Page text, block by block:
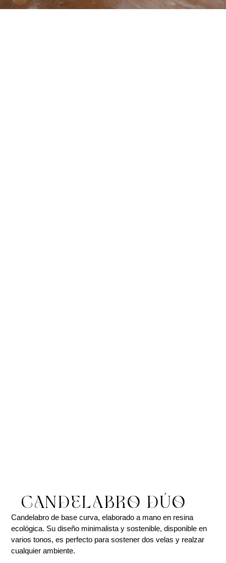
CANDELABRO DÚO
Candelabro de base curva, elaborado a mano en resina
ecológica. Su diseño minimalista y sostenible, disponible en
varios tonos, es perfecto para sostener dos velas y realzar
cualquier ambiente.